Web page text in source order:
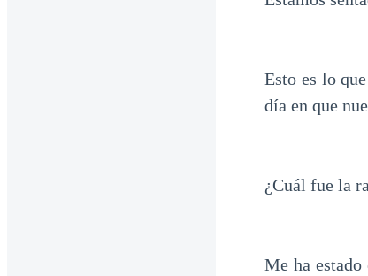
Esto es lo
día en que
¿Cuál fue la
Me ha estado